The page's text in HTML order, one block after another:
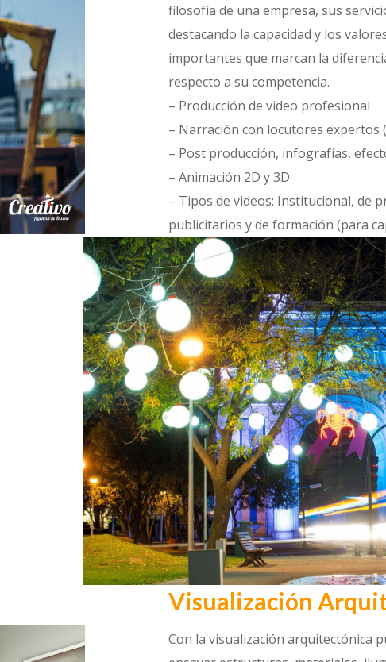
filosofía de una empresa, sus
destacando la capacidad y los
importantes que marcan la
respecto a su competencia.
– Producción de video profesional
– Narración con locutores expertos
– Post producción, infografías,
– Animación 2D y 3D
– Tipos de videos: Institucional, de
publicitarios y de formación (para
Visualización
Con la visualización arquitectónica